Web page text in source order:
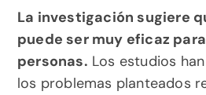
La investigación sugiere
puede ser muy eficaz
personas. Los estudios
los problemas planteados